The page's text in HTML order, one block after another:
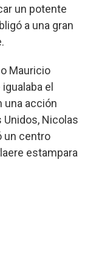
un potente
a una gran
Mauricio
el
una acción
Unidos, Nicolas
un centro
estampara